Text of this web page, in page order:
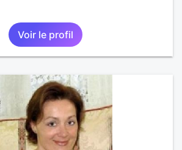
Voir le profil